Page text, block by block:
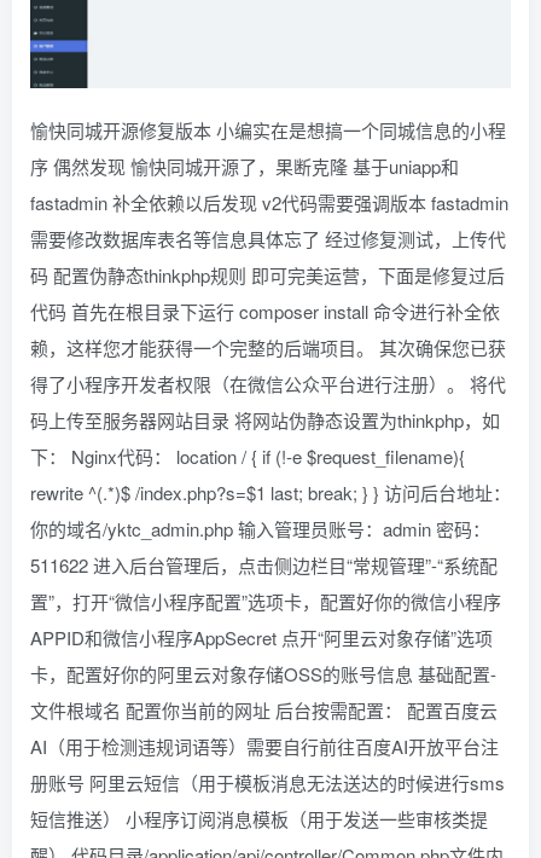
愉快同城开源修复版本 小编实在是想搞一个同城信息的小程
序 偶然发现 愉快同城开源了，果断克隆 基于uniapp和
fastadmin 补全依赖以后发现 v2代码需要强调版本 fastadmin
需要修改数据库表名等信息具体忘了 经过修复测试，上传代
码 配置伪静态thinkphp规则 即可完美运营，下面是修复过后
代码 首先在根目录下运行 composer install 命令进行补全依
赖，这样您才能获得一个完整的后端项目。 其次确保您已获
得了小程序开发者权限（在微信公众平台进行注册）。 将代
码上传至服务器网站目录 将网站伪静态设置为thinkphp，如
下： Nginx代码： location / { if (!-e $request_filename){
rewrite ^(.*)$ /index.php?s=$1 last; break; } } 访问后台地址：
你的域名/yktc_admin.php 输入管理员账号：admin 密码：
511622 进入后台管理后，点击侧边栏目“常规管理”-“系统配
置”，打开“微信小程序配置”选项卡，配置好你的微信小程序
APPID和微信小程序AppSecret 点开“阿里云对象存储”选项
卡，配置好你的阿里云对象存储OSS的账号信息 基础配置-
文件根域名 配置你当前的网址 后台按需配置： 配置百度云
AI（用于检测违规词语等）需要自行前往百度AI开放平台注
册账号 阿里云短信（用于模板消息无法送达的时候进行sms
短信推送） 小程序订阅消息模板（用于发送一些审核类提